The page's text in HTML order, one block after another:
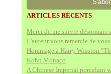
ARTICLES RÉCENTS
Merci de me suivre désormais
L'auteur vous remercie de
Hommage à Harry Winston
Kohn Monaco
A Chinese Imperial porcelain